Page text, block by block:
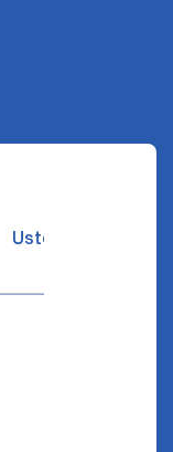
Ustozlar suhbatin